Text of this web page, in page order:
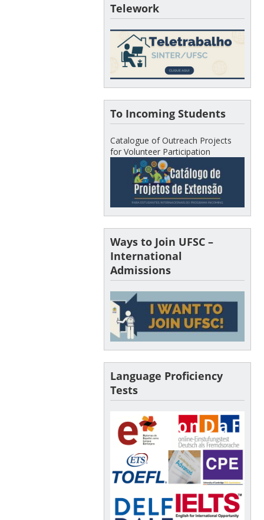
Telework
To Incoming Students
Catalogue of Outreach Projects
for Volunteer Participation
Ways to Join UFSC –
International
Admissions
Language Proficiency
Tests